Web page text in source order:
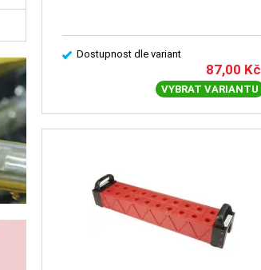
Dostupnost dle variant
87,00 Kč
VYBRAT VARIANTU